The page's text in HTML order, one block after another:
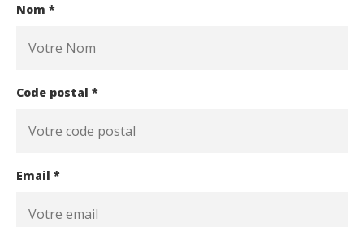
Nom *
Code postal *
Email *